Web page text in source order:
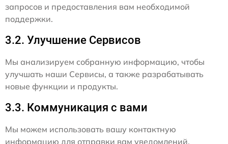
запросов и предоставления вам необходимой
поддержки.
3.2. Улучшение Сервисов
Мы анализируем собранную информацию, чтобы
улучшать наши Сервисы, а также разрабатывать
новые функции и продукты.
3.3. Коммуникация с вами
Мы можем использовать вашу контактную
информацию для отправки вам уведомлений,